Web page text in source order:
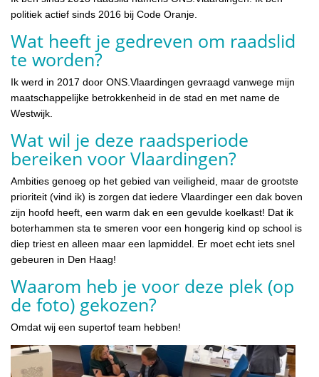
politiek actief sinds 2016 bij Code Oranje.
Wat heeft je gedreven om raadslid
te worden?
Ik werd in 2017 door ONS.Vlaardingen gevraagd vanwege mijn
maatschappelijke betrokkenheid in de stad en met name de
Westwijk.
Wat wil je deze raadsperiode
bereiken voor Vlaardingen?
Ambities genoeg op het gebied van veiligheid, maar de grootste
prioriteit (vind ik) is zorgen dat iedere Vlaardinger een dak boven
zijn hoofd heeft, een warm dak en een gevulde koelkast! Dat ik
boterhammen sta te smeren voor een hongerig kind op school is
diep triest en alleen maar een lapmiddel. Er moet echt iets snel
gebeuren in Den Haag!
Waarom heb je voor deze plek (op
de foto) gekozen?
Omdat wij een supertof team hebben!